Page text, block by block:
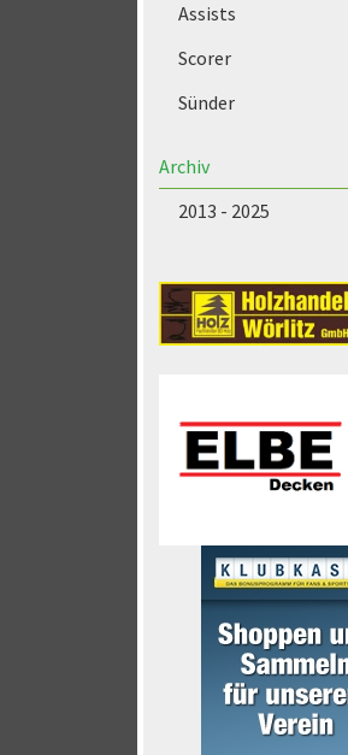
Assists
Scorer
Sünder
Archiv
2013 - 2025